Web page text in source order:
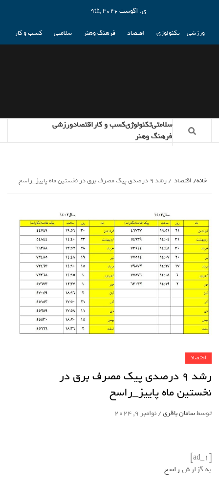
ی. آگوست 9th, 2026
ورزشی تکنولوژی اقتصاد فرهنگ وهنر سلامتی کسب و کار
سلامتیتکنولوژیکسب و کاراقتصادورزشی
فرهنگ وهنر
خانه اقتصاد رشد 9 درصدی پیک مصرف برق در نخستین ماه پاییز_راسخ
اقتصاد
رشد 9 درصدی پیک مصرف برق در
نخستین ماه پاییز_راسخ
توسطسامان باقری/نوامبر 9, 2024
[ad_1]
به گزارش راسخ